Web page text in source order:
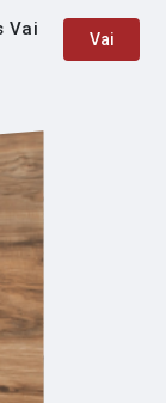
Vai
Vai